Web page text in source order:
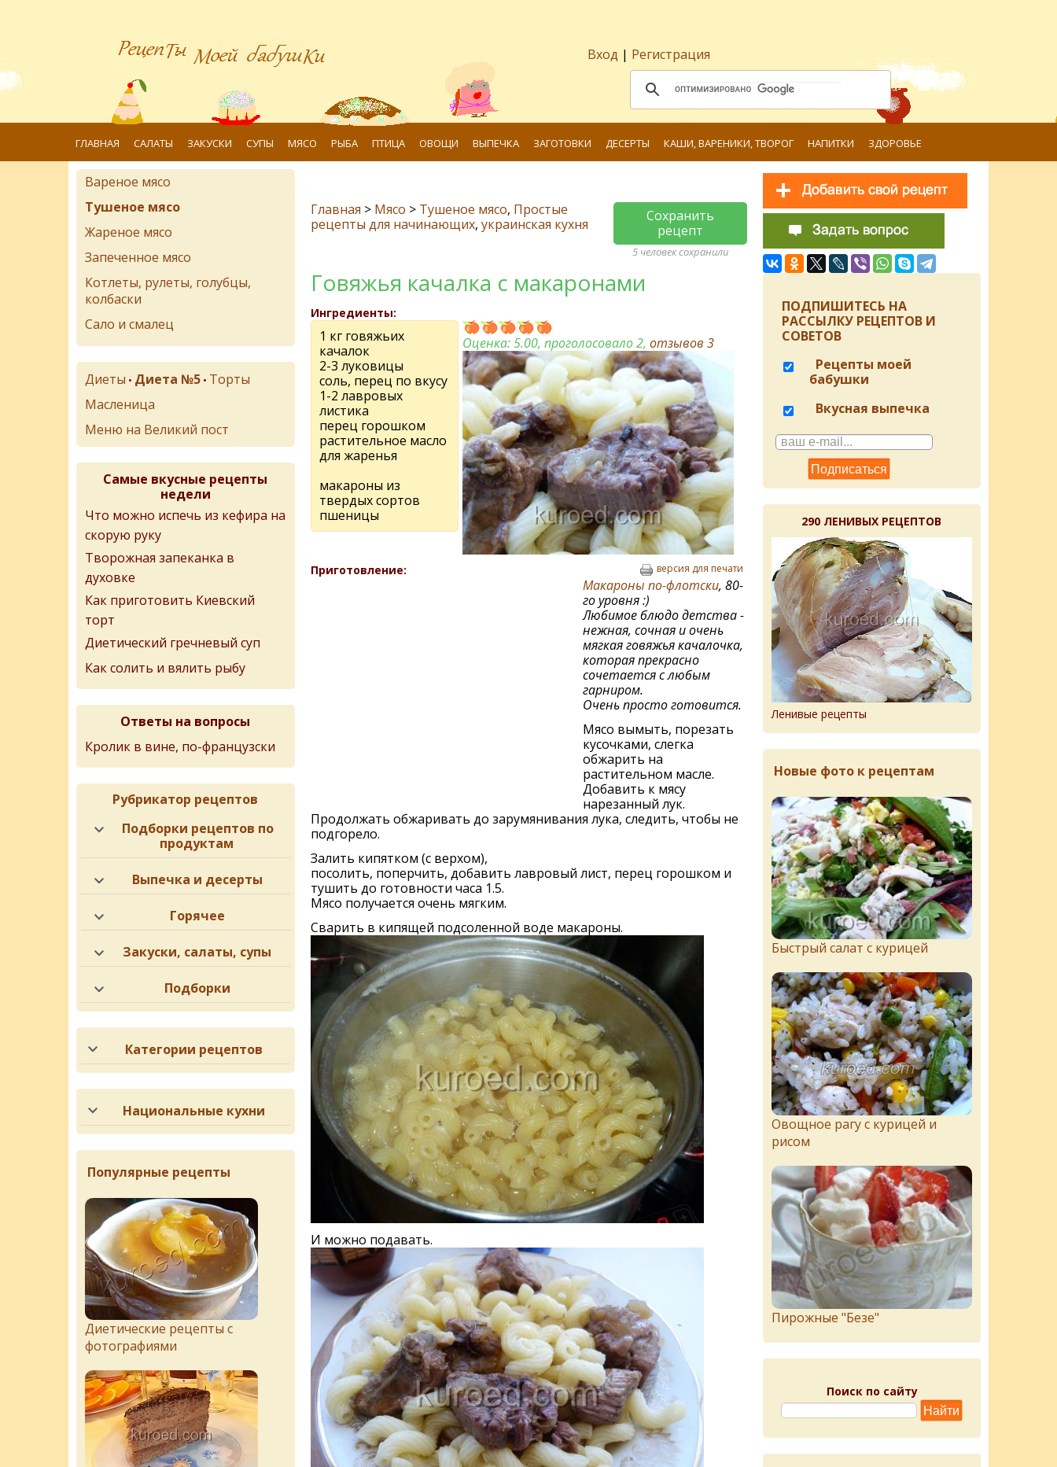
Вход | Регистрация
ГЛАВНАЯ САЛАТЫ ЗАКУСКИ СУПЫ МЯСО РЫБА ПТИЦА ОВОЩИ ВЫПЕЧКА ЗАГОТОВКИ ДЕСЕРТЫ КАШИ, ВАРЕНИКИ, ТВОРОГ НАПИТКИ ЗДОРОВЬЕ
Главная > Мясо > Тушеное мясо, Простые
рецепты для начинающих, украинская кухня
Сохранить
рецепт
5 человек сохранили
Говяжья качалка с макаронами
Ингредиенты:
1 кг говяжьих
качалок
2-3 луковицы
соль, перец по вкусу
1-2 лавровых
листика
перец горошком
растительное масло
для жаренья
макароны из
твердых сортов
пшеницы
Оценка:5.00, проголосовало 2,отзывов3
Приготовление: версия для печати
Макароны по-флотски, 80-
го уровня :)
Любимое блюдо детства -
нежная, сочная и очень
мягкая говяжья качалочка,
которая прекрасно
сочетается с любым
гарниром.
Очень просто готовится.
Мясо вымыть, порезать
кусочками, слегка
обжарить на
растительном масле.
Добавить к мясу
нарезанный лук.
Продолжать обжаривать до зарумянивания лука, следить, чтобы не
подгорело.
Залить кипятком (с верхом),
посолить, поперчить, добавить лавровый лист, перец горошком и
тушить до готовности часа 1.5.
Мясо получается очень мягким.
Сварить в кипящей подсоленной воде макароны.
И можно подавать.
Вареное мясо
Тушеное мясо
Жареное мясо
Запеченное мясо
Котлеты, рулеты, голубцы,
колбаски
Сало и смалец
Диеты • Диета №5 • Торты
Масленица
Меню на Великий пост
Самые вкусные рецепты
недели
Что можно испечь из кефира на
скорую руку
Творожная запеканка в
духовке
Как приготовить Киевский
торт
Диетический гречневый суп
Как солить и вялить рыбу
Ответы на вопросы
Кролик в вине, по-французски
Рубрикатор рецептов
Подборки рецептов по
продуктам
Выпечка и десерты
Горячее
Закуски, салаты, супы
Подборки
Категории рецептов
Национальные кухни
Популярные рецепты
Диетические рецепты с
фотографиями
ПОДПИШИТЕСЬ НА
РАССЫЛКУ РЕЦЕПТОВ И
СОВЕТОВ
Рецепты моей
бабушки
Вкусная выпечка
290 ЛЕНИВЫХ РЕЦЕПТОВ
Ленивые рецепты
Новые фото к рецептам
Быстрый салат с курицей
Овощное рагу с курицей и
рисом
Пирожныe "Бeзe"
Поиск по сайту